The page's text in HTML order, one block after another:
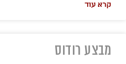
קרא עוד
מבצע רודוס